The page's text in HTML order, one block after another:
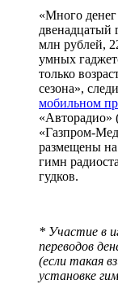
«Много
двенадцатый
млн рублей,
умных
только
сезона»,
мобильном
«Авторадио»
«Газпром-
размещены на
гимн
гудков.
* Участие в
переводов
(если такая
установке